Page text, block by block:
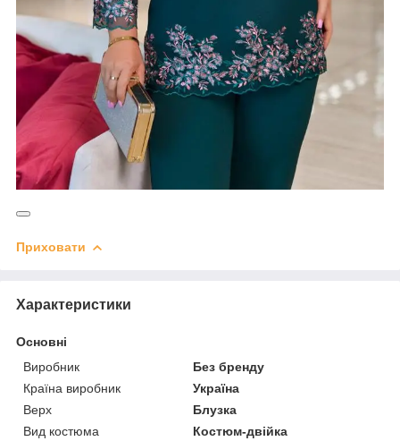
Приховати
Характеристики
Основні
Виробник
Без бренду
Країна виробник
Україна
Верх
Блузка
Вид костюма
Костюм-двійка